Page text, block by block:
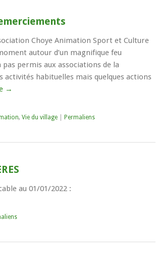
Choye Animation Sport et Culture
autour d’un magnifique feu
pas permis aux associations de la
activités habituelles mais quelques actions
→
,Vie du village Permaliens
au 01/01/2022 :